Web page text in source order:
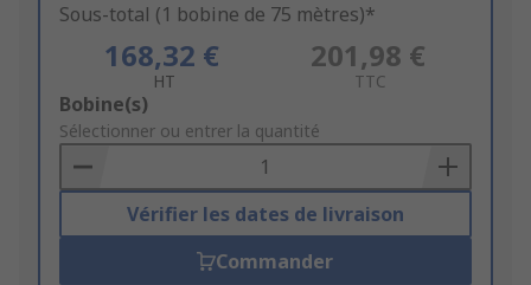
Sous-total (1 bobine de 75 mètres)*
168,32 €
HT
201,98 €
TTC
Add
to
Basket
Bobine(s)
Sélectionner ou entrer la quantité
Vérifier les dates de livraison
Commander